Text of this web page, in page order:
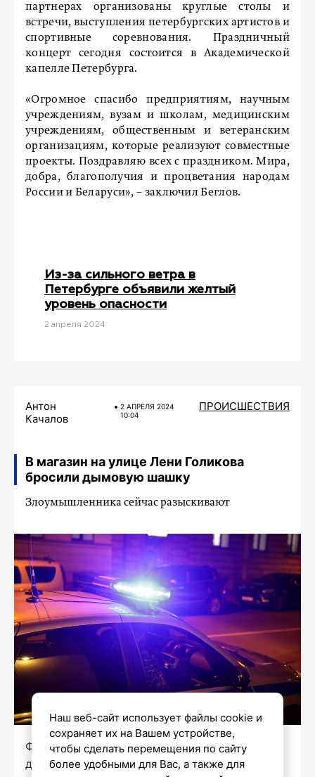
партнерах организованы круглые столы и
встречи, выступления петербургских артистов и
спортивные соревнования. Праздничный
концерт сегодня состоится в Академической
капелле Петербурга.
«Огромное спасибо предприятиям, научным
учреждениям, вузам и школам, медицинским
учреждениям, общественным и ветеранским
организациям, которые реализуют совместные
проекты. Поздравляю всех с праздником. Мира,
добра, благополучия и процветания народам
России и Беларуси», – заключил Беглов.
Из-за сильного ветра в
Петербурге объявили желтый
уровень опасности
2 апреля 2024
Антон
Качалов
2 АПРЕЛЯ 2024
10:04
ПРОИСШЕСТВИЯ
В магазин на улице Лени Голикова
бросили дымовую шашку
Злоумышленника сейчас разыскивают
Фото: Роман Пименов / «Петербургский
дневник»
Наш веб-сайт использует файлы cookie и
сохраняет их на Вашем устройстве,
чтобы сделать перемещения по сайту
более удобными для Вас, а также для